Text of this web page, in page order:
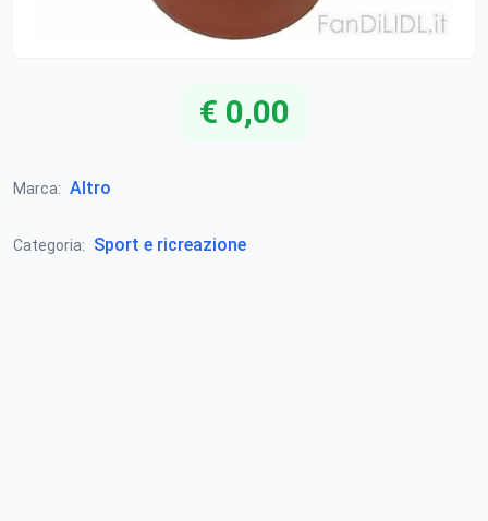
€ 0,00
Marca: Altro
Categoria: Sport e ricreazione